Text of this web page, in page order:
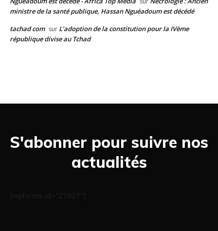
ministre de la santé publique, Hassan Nguéadoum est décédé
tachad com sur L’adoption de la constitution pour la IVème
république divise au Tchad
S'abonner pour suivre nos
actualités
[wpforms id="27927"]